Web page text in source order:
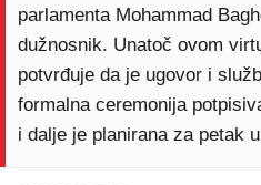
parlamenta Mohammad
dužnosnik. Unatoč ovom
potvrđuje da je ugovor i
formalna ceremonija
i dalje je planirana za petak